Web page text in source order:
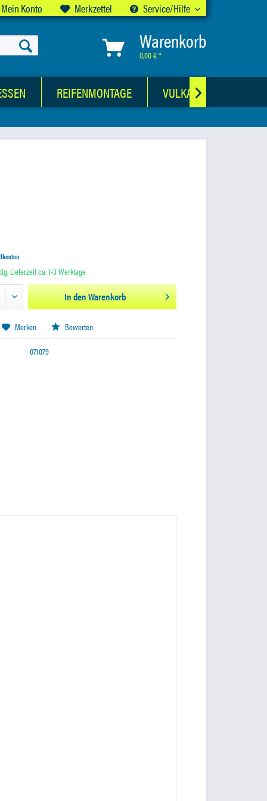
Mein Konto Merkzettel Service/Hilfe
Warenkorb
0,00 € *
REIFENMONTAGE 
Lieferzeit ca. 1-3 Werktage
In denWarenkorb
Merken Bewerten
071079